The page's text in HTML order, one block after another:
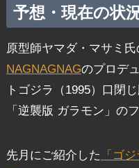
予想・現在の状
原型師ヤマダ・マサミ
NAGNAGNAGのプロデ
トゴジラ（1995）口閉じ
「逆襲版 ガラモン」の
先月にご紹介した
「ゴ